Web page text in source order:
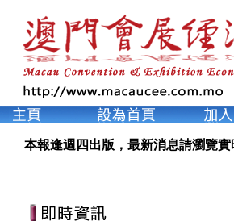
本報逢週四出版，最新消息請瀏覽實